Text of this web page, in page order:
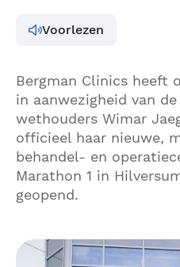
Voorlezen
Bergman Clinics heeft
in aanwezigheid van
wethouders Wimar
officieel haar nieuwe,
behandel- en
Marathon 1 in
geopend.